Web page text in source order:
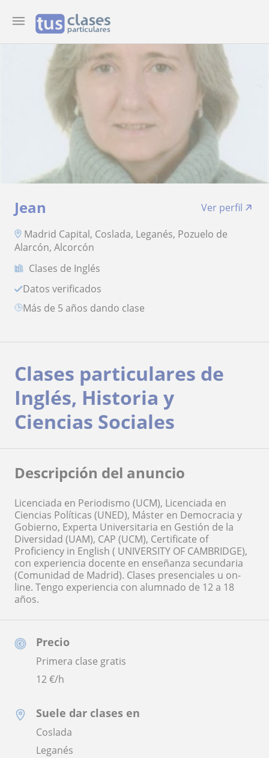
Jean
Ver perfil
Madrid Capital, Coslada, Leganés, Pozuelo de
Alarcón, Alcorcón
Clases de Inglés
Datos verificados
más de 5 años dando clase
Precio
Primera clase gratis
12€/h
Suele dar clases en
Coslada
Leganés
Clases particulares de
Inglés, Historia y
Ciencias Sociales
Descripción del anuncio
Licenciada en Periodismo (UCM), Licenciada en
Ciencias Políticas (UNED), Máster en Democracia y
Gobierno, Experta Universitaria en Gestión de la
Diversidad (UAM), CAP (UCM), Certificate of
Proficiency in English ( UNIVERSITY OF CAMBRIDGE),
con experiencia docente en enseñanza secundaria
(Comunidad de Madrid). Clases presenciales u on-
line. Tengo experiencia con alumnado de 12 a 18
años.